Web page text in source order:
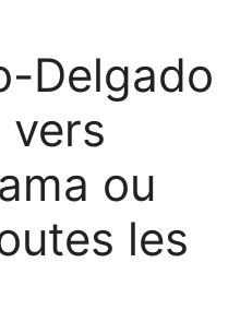
Delgado
ou
les